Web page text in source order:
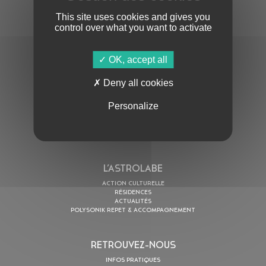
AU PROGRAMME
L’ASTROLABE
ACTION CULTURELLE
RÉSIDENCES
ACTUALITÉS
POLYSONIK REPET & ACCOMPAGNEMENT
RETROUVEZ-NOUS
INFOS PRATIQUES
This site uses cookies and gives you
control over what you want to activate
OK, accept all
Deny all cookies
Personalize